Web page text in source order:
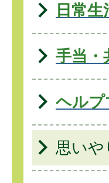
日常生
手当・
ヘルプ
思いや